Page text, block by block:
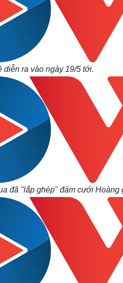
ra vào ngày 19/5 tới.
đã "lắp ghép" đám cưới Hoàng